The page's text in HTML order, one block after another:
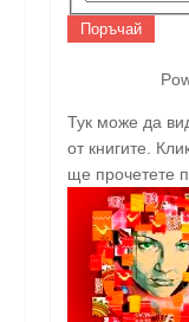
Поръчай
Тук може да
от книгите.
ще прочетете